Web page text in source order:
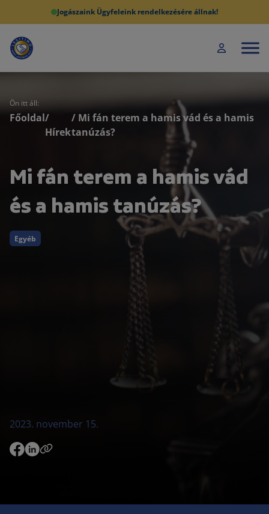
Jogászaink Ügyfeleink rendelkezésére állnak!
Ön itt áll:
Főoldal/
Hírek
/ Mi fán terem a hamis vád és a hamis
tanúzás?
Mi fán terem a hamis vád
és a hamis tanúzás?
Egyéb
2023. november 15.